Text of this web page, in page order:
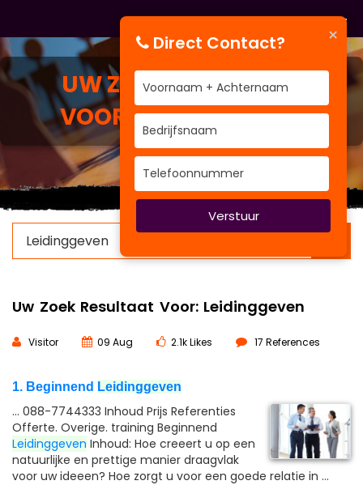
UW ZOEK RESULTAAT
VOOR:LEIDINGGEVEN
×
Uw Zoek Resultaat Voor: Leidinggeven
Visitor 09 Aug 2.1k Likes 17 References
1. Beginnend Leidinggeven
... 088-7744333 Inhoud Prijs Referenties
Offerte. Overige. training Beginnend
Leidinggeven Inhoud: Hoe creeert u op een
natuurlijke en prettige manier draagvlak
voor uw ideeen? Hoe zorgt u voor een goede relatie in ...
×
Direct Contact?
Verstuur